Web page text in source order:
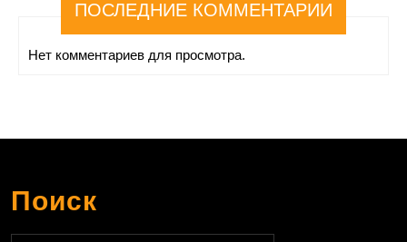
ПОСЛЕДНИЕ КОММЕНТАРИИ
Нет комментариев для просмотра.
Поиск